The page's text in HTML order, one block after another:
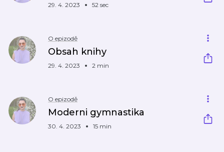
29. 4. 2023 52 sec
O epizodě
Obsah knihy
29. 4. 2023 2 min
O epizodě
Moderni gymnastika
30. 4. 2023 15 min